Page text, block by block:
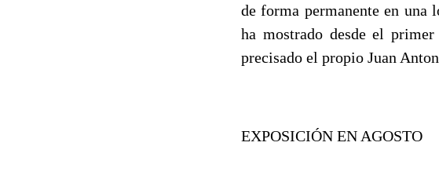
de forma permanente en una
ha mostrado desde el
precisado el propio Juan
EXPOSICIÓN EN AGOSTO